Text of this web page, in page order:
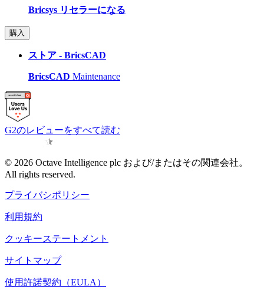
Bricsys リセラーになる
購入
ストア - BricsCAD
BricsCAD Maintenance
G2のレビューをすべて読む
© 2026 Octave Intelligence plc および/またはその関連会社。
All rights reserved.
プライバシポリシー
利用規約
クッキーステートメント
サイトマップ
使用許諾契約（EULA）